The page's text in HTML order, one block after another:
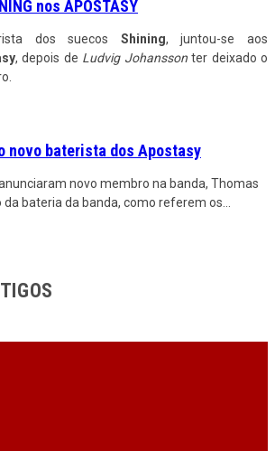
nos APOSTASY
dos suecos Shining, juntou-se aos
, depois de Ludvig Johanssonter deixado o
novo baterista dos Apostasy
novo membro na banda, Thomas
da bateria da banda, como referem os